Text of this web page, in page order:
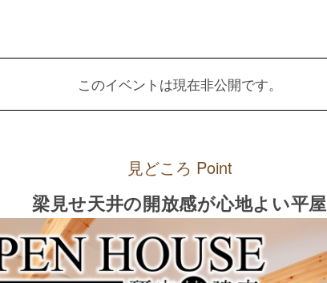
このイベントは現在非公開です。
見どころ Point
梁見せ天井の開放感が心地よい平屋